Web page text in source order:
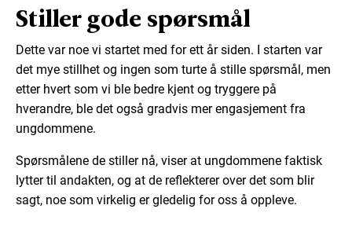
Stiller gode spørsmål
Dette var noe vi startet med for ett år siden. I starten var
det mye stillhet og ingen som turte å stille spørsmål, men
etter hvert som vi ble bedre kjent og tryggere på
hverandre, ble det også gradvis mer engasjement fra
ungdommene.
Spørsmålene de stiller nå, viser at ungdommene faktisk
lytter til andakten, og at de reflekterer over det som blir
sagt, noe som virkelig er gledelig for oss å oppleve.